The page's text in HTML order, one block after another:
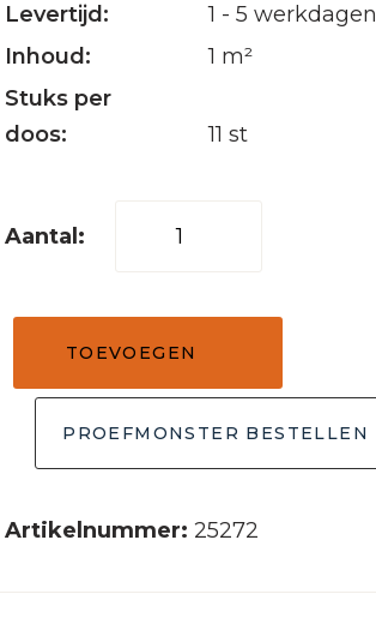
Levertijd:
1 - 5 werkdagen
Inhoud:
1 m²
Stuks per
doos:
11 st
mix
zwart,
wit
&
bruin
aantal
TOEVOEGEN
PROEFMONSTER BESTELLEN
Artikelnummer: 25272